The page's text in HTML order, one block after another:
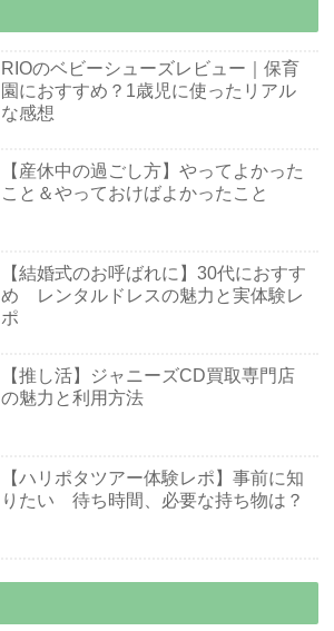
RIOのベビーシューズレビュー｜保育
園におすすめ？1歳児に使ったリアル
な感想
【産休中の過ごし方】やってよかった
こと＆やっておけばよかったこと
【結婚式のお呼ばれに】30代におすす
め レンタルドレスの魅力と実体験レ
ポ
【推し活】ジャニーズCD買取専門店
の魅力と利用方法
【ハリポタツアー体験レポ】事前に知
りたい 待ち時間、必要な持ち物は？